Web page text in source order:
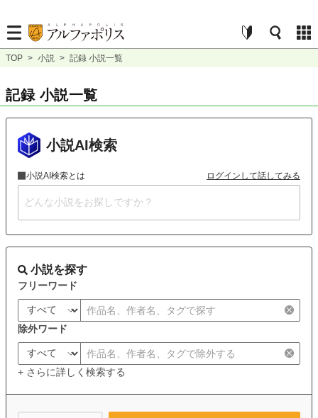
TOP > 小説 > 記録 小説一覧
記録 小説一覧
小説AI検索
小説AI検索とは ログインして話してみる
小説を探す
フリーワード
除外ワード
+ さらに詳しく検索する